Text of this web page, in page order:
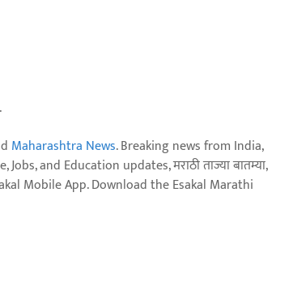
.
Maharashtra News. Breaking news from India,
and Education updates, मराठी ताज्या बातम्या,
Mobile App. Download the Esakal Marathi